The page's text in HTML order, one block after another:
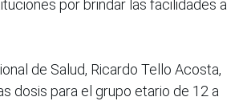
por brindar las facilidades a
de Salud, Ricardo Tello Acosta,
dosis para el grupo etario de 12 a